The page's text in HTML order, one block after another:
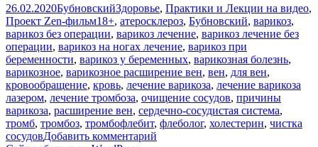
Опубликовано
26.02.2020Автор
БубновскийРубрики
Здоровье, Практики и Лекции на видео,
Проект Zen-фильмМетки
18+, атеросклероз, Бубновский, варикоз,
варикоз без операции, варикоз лечение, варикоз лечение без
операции, варикоз на ногах лечение, варикоз при
беременности, варикоз у беременных, варикозная болезнь,
варикозное, варикозное расширение вен, вен, для вен,
кровообращение, кровь, лечение варикоза, лечение варикоза
лазером, лечение тромбоза, очищение сосудов, причины
варикоза, расширение вен, сердечно-сосудистая система,
тромб, тромбоз, тромбофлебит, флеболог, холестерин, чистка
сосудовДобавить комментарий